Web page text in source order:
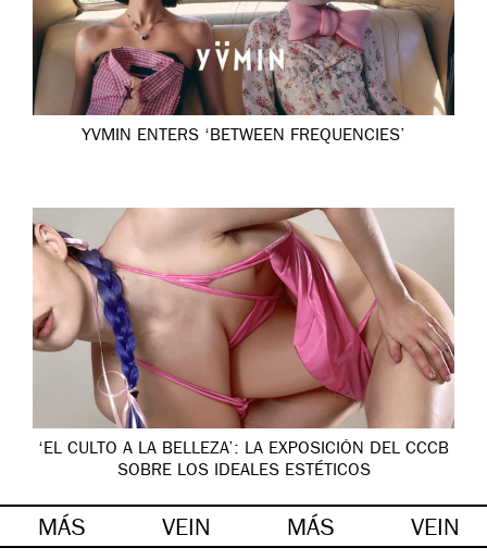
YVMIN ENTERS ‘BETWEEN FREQUENCIES’
‘EL CULTO A LA BELLEZA’: LA EXPOSICIÓN DEL CCCB
SOBRE LOS IDEALES ESTÉTICOS
MÁS VEIN MÁS VEIN